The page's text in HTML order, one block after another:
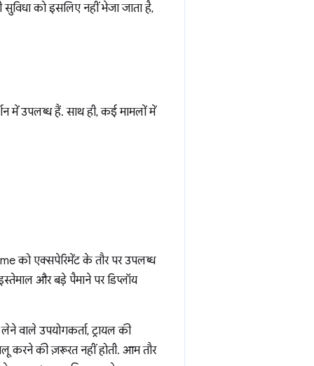
को इसलिए नहीं भेजा जाता है,
में उपलब्ध हैं. साथ ही, कई मामलों में
को एक्सपेरिमेंट के तौर पर उपलब्ध
और बड़े पैमाने पर डिप्लॉय
वाले उपयोगकर्ता, ट्रायल की
करने की ज़रूरत नहीं होती. आम तौर